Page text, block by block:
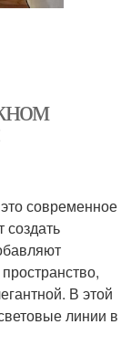
современное
создать
В этой
линии в